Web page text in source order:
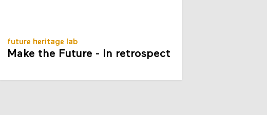
future heritage lab
Make the Future - In retrospect